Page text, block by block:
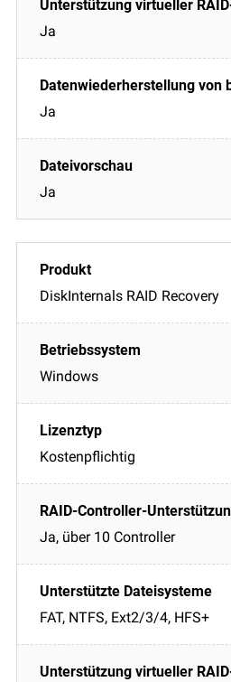
Ja
Ja
Ja
DiskInternals RAID Recovery
Windows
Kostenpflichtig
Ja, über 10 Controller
FAT, NTFS, Ext2/3/4, HFS+